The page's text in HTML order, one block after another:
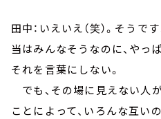
田中：いえいえ（笑）。そうで
当はみんなそうなのに、やっ
それを言葉にしない。
でも、その場に見えない人
ことによって、いろんな互